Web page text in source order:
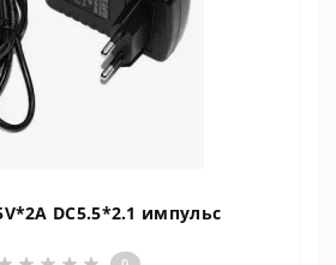
DC5.5*2.1 импульс